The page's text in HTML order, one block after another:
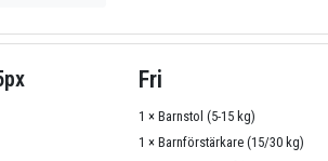
Fri
1 × Barnstol (5-15 kg)
1 × Barnförstärkare (15/30 kg)